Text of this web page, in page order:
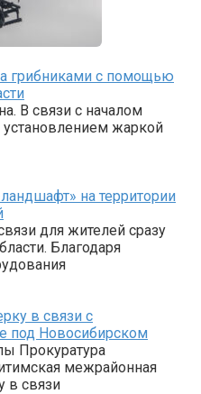
грибниками с помощью
В связи с началом
установлением жаркой
на территории
для жителей сразу
Благодаря
в связи с
под Новосибирском
Прокуратура
межрайонная
в связи